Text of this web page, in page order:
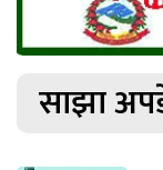
साझा